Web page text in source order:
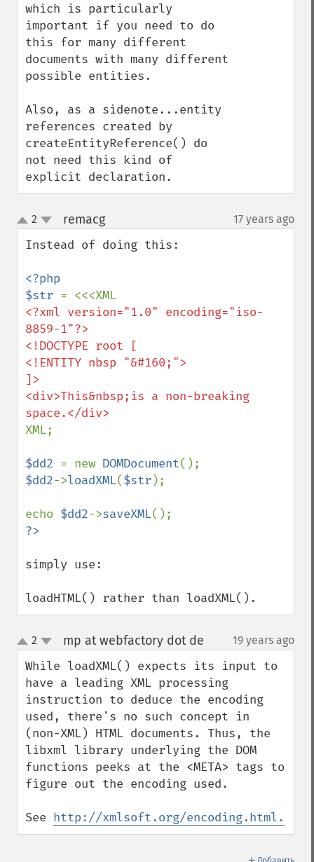
which is particularly
important if you need to do
this for many different
documents with many different
possible entities.
Also, as a sidenote...entity
references created by
createEntityReference() do
not need this kind of
explicit declaration.
up
down
2 remacg¶ 17 years ago
Instead of doing this:
<?php
$str
<?xml version="1.0" encoding="iso-
8859-1"?>
<!DOCTYPE root [
<!ENTITY nbsp "&#160;">
]>
<div>This&nbsp;is a non-breaking
XML;
$dd2 = new DOMDocument
$dd2->loadXML($str );
echo $dd2->saveXML
simply use:
loadHTML() rather than loadXML().
up
down
2 mp at webfactory dot de 19 years ago
While loadXML() expects its input to
have a leading XML processing
instruction to deduce the encoding
used, there's no such concept in
(non-XML) HTML documents. Thus, the
libxml library underlying the DOM
functions peeks at the <META> tags to
figure out the encoding used.
See http://xmlsoft.org/encoding.html.